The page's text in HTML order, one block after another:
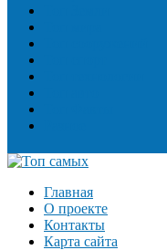
Главная
О проекте
Контакты
Карта сайта